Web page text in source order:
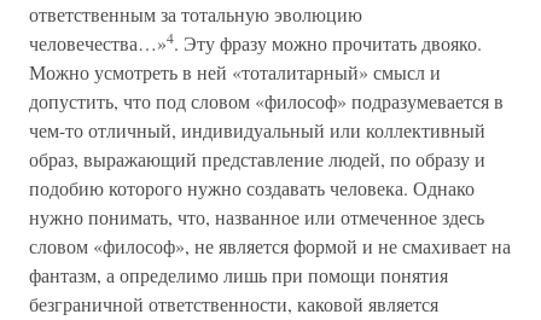
ответственным за тотальную эволюцию
человечества…»4. Эту фразу можно прочитать двояко.
Можно усмотреть в ней «тоталитарный» смысл и
допустить, что под словом «философ» подразумевается в
чем-то отличный, индивидуальный или коллективный
образ, выражающий представление людей, по образу и
подобию которого нужно создавать человека. Однако
нужно понимать, что, названное или отмеченное здесь
словом «философ», не является формой и не смахивает на
фантазм, а определимо лишь при помощи понятия
безграничной ответственности, каковой является